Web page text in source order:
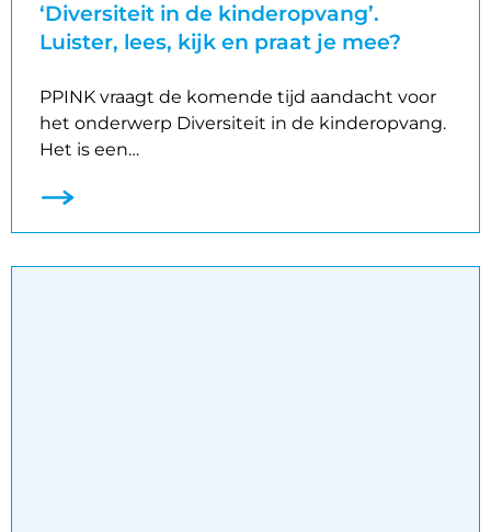
‘Diversiteit in de kinderopvang’.
Luister, lees, kijk en praat je mee?
PPINK vraagt de komende tijd aandacht voor
het onderwerp Diversiteit in de kinderopvang.
Het is een…